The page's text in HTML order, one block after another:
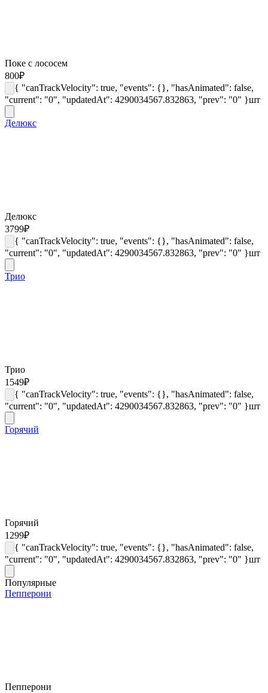
Поке с лососем
800₽
{ "canTrackVelocity": true, "events": {}, "hasAnimated": false,
"current": "0", "updatedAt": 4290034567.832863, "prev": "0" }шт
Делюкс
Делюкс
3799₽
{ "canTrackVelocity": true, "events": {}, "hasAnimated": false,
"current": "0", "updatedAt": 4290034567.832863, "prev": "0" }шт
Трио
Трио
1549₽
{ "canTrackVelocity": true, "events": {}, "hasAnimated": false,
"current": "0", "updatedAt": 4290034567.832863, "prev": "0" }шт
Горячий
Горячий
1299₽
{ "canTrackVelocity": true, "events": {}, "hasAnimated": false,
"current": "0", "updatedAt": 4290034567.832863, "prev": "0" }шт
Популярные
Пепперони
Пепперони